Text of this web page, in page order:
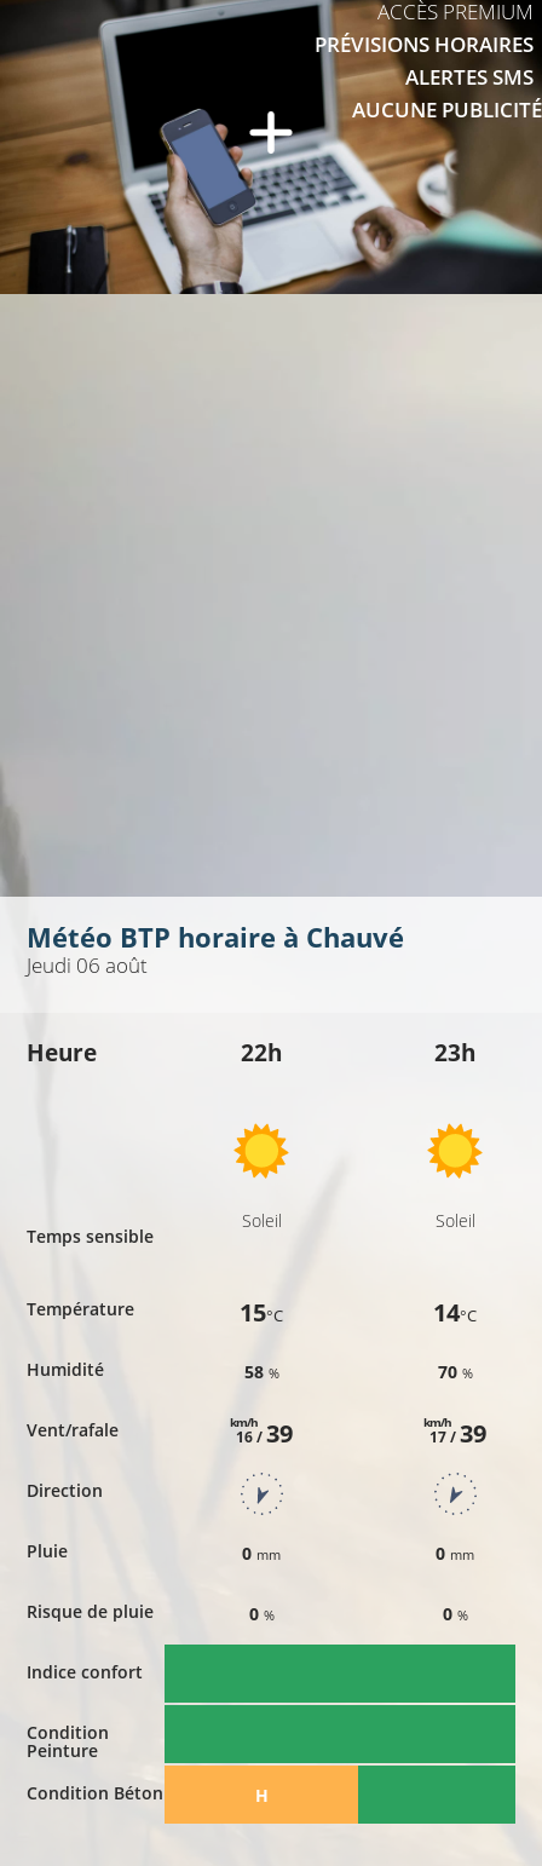
ACCÈS PREMIUM
PRÉVISIONS HORAIRES
ALERTES SMS
AUCUNE PUBLICITÉ
Météo BTP horaire à Chauvé
Jeudi 06 août
Heure
Temps sensible
Température
Humidité
Vent/rafale
Direction
Pluie
Risque de pluie
Indice confort
Condition
Peinture
Condition Béton
22h
Soleil
15°C
58 %
16 /
km/h 39
0 mm
0 %
​H
23h
Soleil
14°C
70 %
17 /
km/h 39
0 mm
0 %